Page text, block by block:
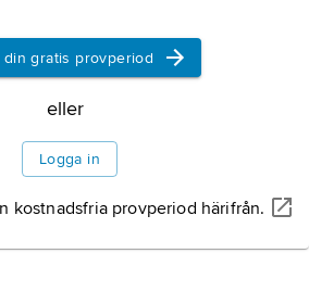
din gratis provperiod
eller
Logga in
kostnadsfria provperiod härifrån.